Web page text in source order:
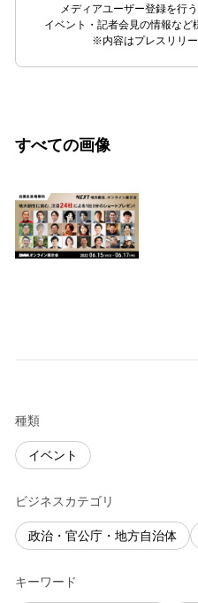
メディアユーザー登録を行
イベント・記者会見の情報など
※内容はプレスリリー
すべての画像
種類
イベント
ビジネスカテゴリ
政治・官公庁・地方自治体
キーワード